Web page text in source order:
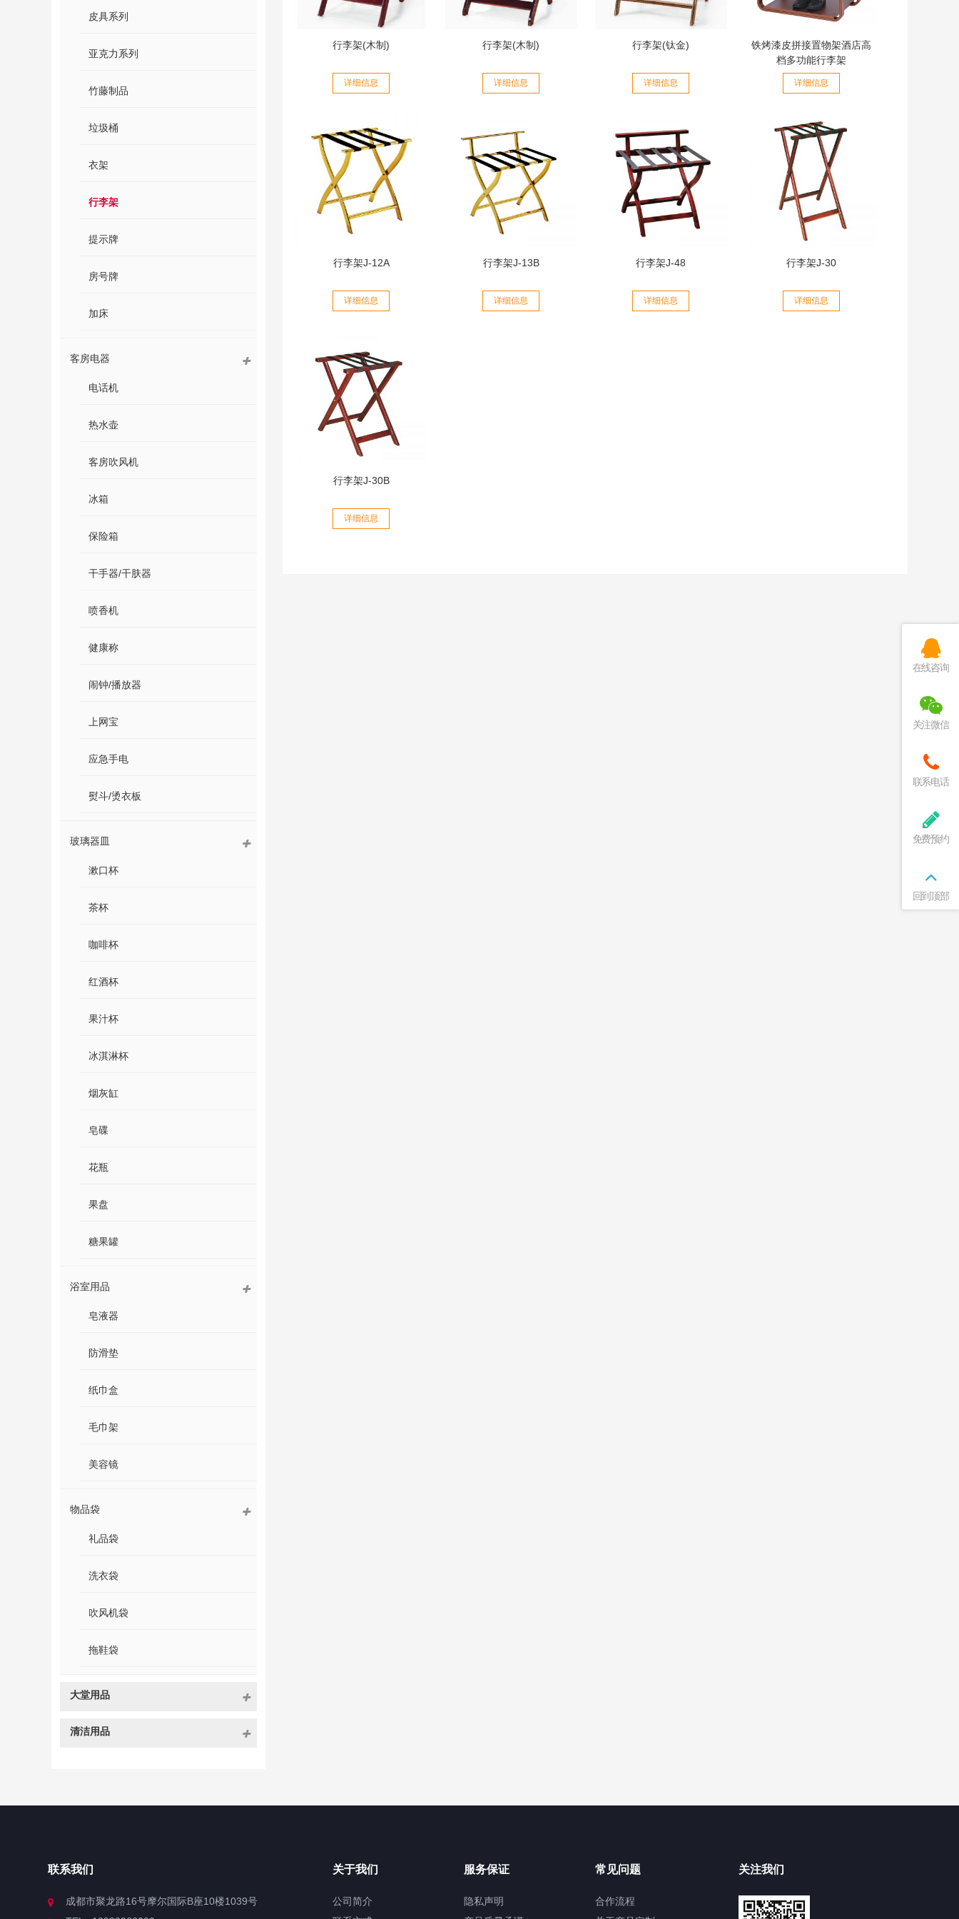
行李架(木制)
详细信息
行李架(木制)
详细信息
行李架(钛金)
详细信息
铁烤漆皮拼接置物架酒店高
档多功能行李架
详细信息
行李架J-12A
详细信息
行李架J-13B
详细信息
行李架J-48
详细信息
行李架J-30
详细信息
行李架J-30B
详细信息
皮具系列
亚克力系列
竹藤制品
垃圾桶
衣架
行李架
提示牌
房号牌
加床
客房电器
电话机
热水壶
客房吹风机
冰箱
保险箱
干手器/干肤器
喷香机
健康称
闹钟/播放器
上网宝
应急手电
熨斗/烫衣板
玻璃器皿
漱口杯
茶杯
咖啡杯
红酒杯
果汁杯
冰淇淋杯
烟灰缸
皂碟
花瓶
果盘
糖果罐
浴室用品
皂液器
防滑垫
纸巾盒
毛巾架
美容镜
物品袋
礼品袋
洗衣袋
吹风机袋
拖鞋袋
大堂用品
清洁用品
联系我们
成都市聚龙路16号摩尔国际B座10楼1039号
关于我们
公司简介
服务保证
隐私声明
常见问题
合作流程
关注我们
在线咨询
关注微信
联系电话
免费预约
回到顶部